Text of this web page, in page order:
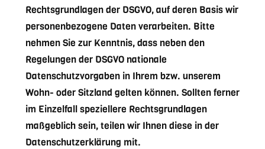
Rechtsgrundlagen der DSGVO, auf deren Basis wir
personenbezogene Daten verarbeiten. Bitte
nehmen Sie zur Kenntnis, dass neben den
Regelungen der DSGVO nationale
Datenschutzvorgaben in Ihrem bzw. unserem
Wohn- oder Sitzland gelten können. Sollten ferner
im Einzelfall speziellere Rechtsgrundlagen
maßgeblich sein, teilen wir Ihnen diese in der
Datenschutzerklärung mit.